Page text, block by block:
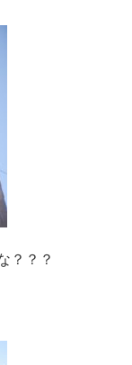
？？？